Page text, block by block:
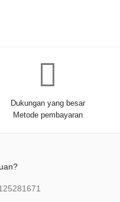
Dukungan yang besar
Metode pembayaran